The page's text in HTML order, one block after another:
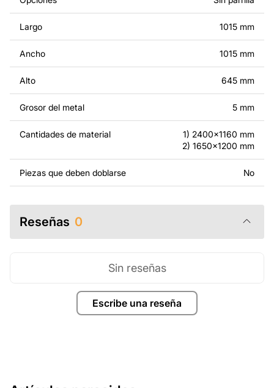
prohibido revender o compartir los archivos originales o
modificados.
Por un precio adicional, podemos personalizar el diseño
haciendo otros cambios para que se adapte a tus
un producto de metal, ponte en contacto con nosotros.
Si tienes alguna pregunta o necesitas ayuda, ponte en
contacto con nosotros en cualquier momento: estamos
siempre listos para ayudarte.
Largo 1015 mm
Ancho 1015 mm
Alto 645 mm
Grosor del metal 5 mm
Cantidades de material
1) 2400x1160 mm
2) 1650x1200 mm
Piezas que deben doblarse No
Reseñas 0
Escribe una reseña
Sin reseñas